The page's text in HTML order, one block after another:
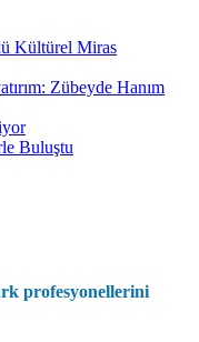
Kültürel Miras
Zübeyde Hanım
Buluştu
profesyonellerini